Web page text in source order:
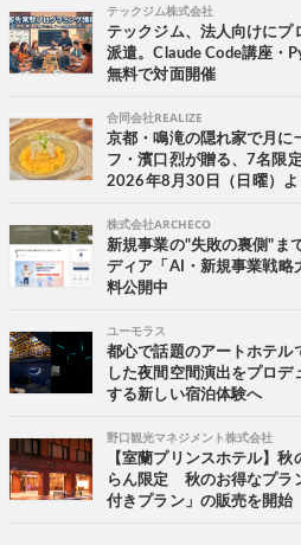
テックジム株式会社
テックジム、法人向けにプ
派遣。Claude Code講座・
無料で対面開催
合同会社REALIZE
京都・鳴滝の隠れ家で月に
フ・濱口烈が贈る、7名限
2026年8月30日（日曜）よ
株式会社ARCHECO
新規事業の"失敗の裏側"ま
ディア「AI・新規事業戦略
料公開中
ユーモラス
都心で話題のアートホテル
した夜間空間演出をプロ
する新しい宿泊体験へ
野口観光マネジメント株式会社
【室蘭プリンスホテル】
らん限定 秋のお得なプラ
付きプラン」の販売を開始